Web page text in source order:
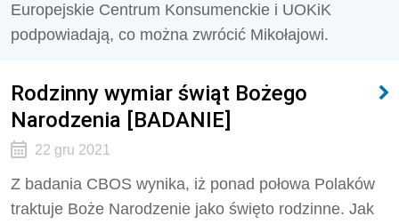
Europejskie Centrum Konsumenckie i UOKiK
podpowiadają, co można zwrócić Mikołajowi.
Rodzinny wymiar świąt Bożego
Narodzenia [BADANIE]
22 gru 2021
Z badania CBOS wynika, iż ponad połowa Polaków
traktuje Boże Narodzenie jako święto rodzinne. Jak